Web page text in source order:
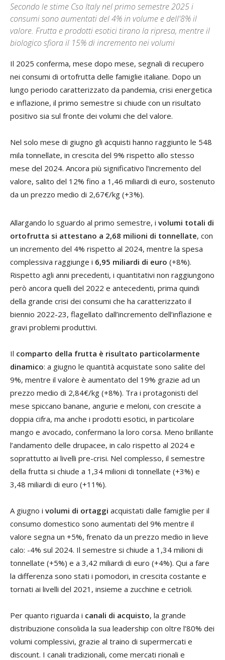
Secondo le stime Cso Italy nel primo semestre 2025 i
consumi sono aumentati del 4% in volume e dell'8% il
valore. Frutta e prodotti esotici tirano la ripresa, mentre il
biologico sfiora il 15% di incremento nei volumi
Il 2025 conferma, mese dopo mese, segnali di recupero
nei consumi di ortofrutta delle famiglie italiane. Dopo un
lungo periodo caratterizzato da pandemia, crisi energetica
e inflazione, il primo semestre si chiude con un risultato
positivo sia sul fronte dei volumi che del valore.
Nel solo mese di giugno gli acquisti hanno raggiunto le 548
mila tonnellate, in crescita del 9% rispetto allo stesso
mese del 2024. Ancora più significativo l’incremento del
valore, salito del 12% fino a 1,46 miliardi di euro, sostenuto
da un prezzo medio di 2,67€/kg (+3%).
Allargando lo sguardo al primo semestre, i volumi totali di
ortofrutta si attestano a 2,68 milioni di tonnellate, con
un incremento del 4% rispetto al 2024, mentre la spesa
complessiva raggiunge i 6,95 miliardi di euro (+8%).
Rispetto agli anni precedenti, i quantitativi non raggiungono
però ancora quelli del 2022 e antecedenti, prima quindi
della grande crisi dei consumi che ha caratterizzato il
biennio 2022-23, flagellato dall’incremento dell’inflazione e
gravi problemi produttivi.
Il comparto della frutta è risultato particolarmente
dinamico: a giugno le quantità acquistate sono salite del
9%, mentre il valore è aumentato del 19% grazie ad un
prezzo medio di 2,84€/kg (+8%). Tra i protagonisti del
mese spiccano banane, angurie e meloni, con crescite a
doppia cifra, ma anche i prodotti esotici, in particolare
mango e avocado, confermano la loro corsa. Meno brillante
l’andamento delle drupacee, in calo rispetto al 2024 e
soprattutto ai livelli pre-crisi. Nel complesso, il semestre
della frutta si chiude a 1,34 milioni di tonnellate (+3%) e
3,48 miliardi di euro (+11%).
A giugno i volumi di ortaggi acquistati dalle famiglie per il
consumo domestico sono aumentati del 9% mentre il
valore segna un +5%, frenato da un prezzo medio in lieve
calo: -4% sul 2024. Il semestre si chiude a 1,34 milioni di
tonnellate (+5%) e a 3,42 miliardi di euro (+4%). Qui a fare
la differenza sono stati i pomodori, in crescita costante e
tornati ai livelli del 2021, insieme a zucchine e cetrioli.
Per quanto riguarda i canali di acquisto, la grande
distribuzione consolida la sua leadership con oltre l’80% dei
volumi complessivi, grazie al traino di supermercati e
discount. I canali tradizionali, come mercati rionali e